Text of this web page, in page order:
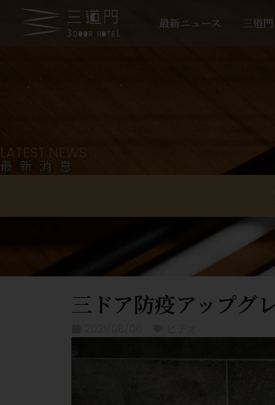
最新ニュース 三道
LATEST NEWS
最新消息
三ドア防疫アップグ